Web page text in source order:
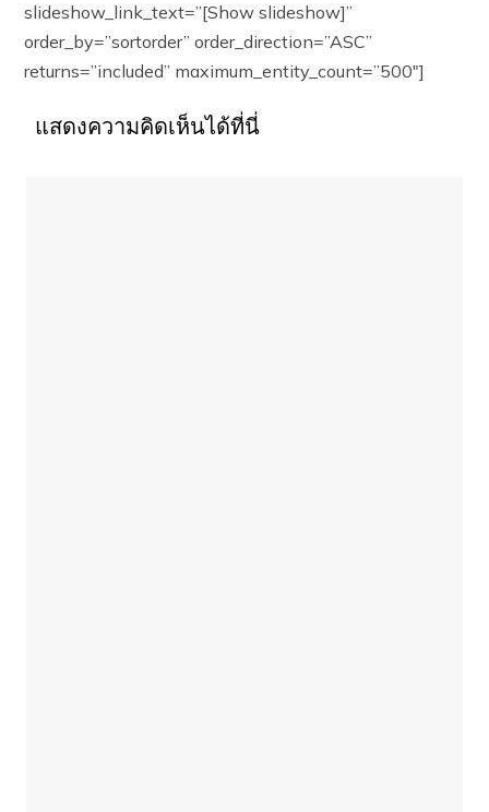
slideshow_link_text=”[Show slideshow]”
order_by=”sortorder” order_direction=”ASC”
returns=”included” maximum_entity_count=”500″]
แสดงความคิดเห็นได้ที่นี่